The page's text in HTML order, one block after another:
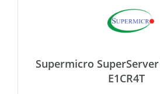
Supermicro SuperServer
E1CR4T